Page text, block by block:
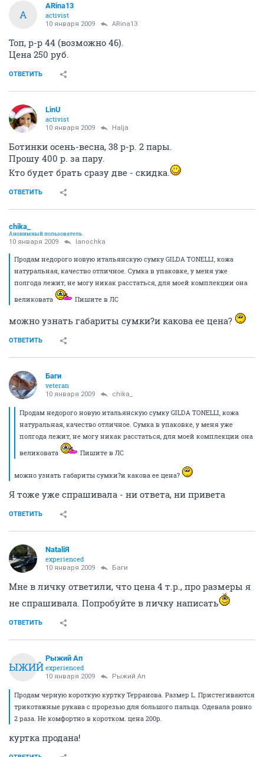
A
ARina13
activist
10 января 2009 ARina13
Топ, р-р 44 (возможно 46).
Цена 250 руб.
ОТВЕТИТЬ
LinU
activist
10 января 2009 Halja
Ботинки осень-весна, 38 р-р. 2 пары.
Прошу 400 р. за пару.
Кто будет брать сразу две - скидка.
ОТВЕТИТЬ
chika_
Анонимный пользователь
10 января 2009 lanochka
Продам недорого новую итальянскую сумку GILDA TONELLI, кожа
натуральная, качество отличное. Сумка в упаковке, у меня уже
полгода лежит, не могу никак расстаться, для моей комплекции она
великовата
Пишите в ЛС
можно узнать габариты сумки?и какова ее цена?
ОТВЕТИТЬ
Баги
veteran
10 января 2009 chika_
Продам недорого новую итальянскую сумку GILDA TONELLI, кожа
натуральная, качество отличное. Сумка в упаковке, у меня уже
полгода лежит, не могу никак расстаться, для моей комплекции она
великовата
Пишите в ЛС
можно узнать габариты сумки?и какова ее цена?
Я тоже уже спрашивала - ни ответа, ни привета
ОТВЕТИТЬ
NataliЯ
experienced
10 января 2009 Баги
Мне в личку ответили, что цена 4 т.р., про размеры я
не спрашивала. Попробуйте в личку написать
ОТВЕТИТЬ
РЫЖИЙ
Рыжий Ап
experienced
10 января 2009 Рыжий Ап
Продам черную короткую куртку Терранова. Размер L. Пристегиваются
трикотажные рукава с прорезью для большого пальца. Одевала ровно
2 раза. Не комфортно в коротком. цена 200р.
куртка продана!